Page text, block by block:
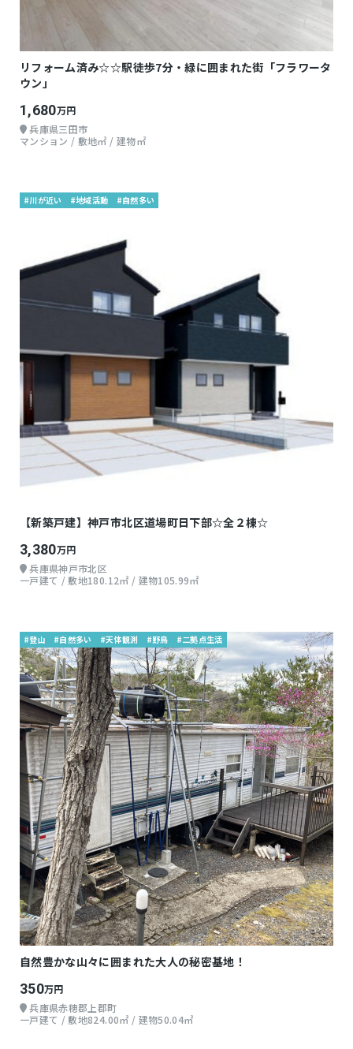
リフォーム済み☆☆駅徒歩7分・緑に囲まれた街「フラワータ
ウン」
1,680万円
兵庫県三田市
マンション / 敷地㎡ / 建物㎡
#川が近い #地域活動 #自然多い
【新築戸建】神戸市北区道場町日下部☆全２棟☆
3,380万円
兵庫県神戸市北区
一戸建て / 敷地180.12㎡ / 建物105.99㎡
#登山 #自然多い #天体観測 #野鳥 #二拠点生活
自然豊かな山々に囲まれた大人の秘密基地！
350万円
兵庫県赤穂郡上郡町
一戸建て / 敷地824.00㎡ / 建物50.04㎡